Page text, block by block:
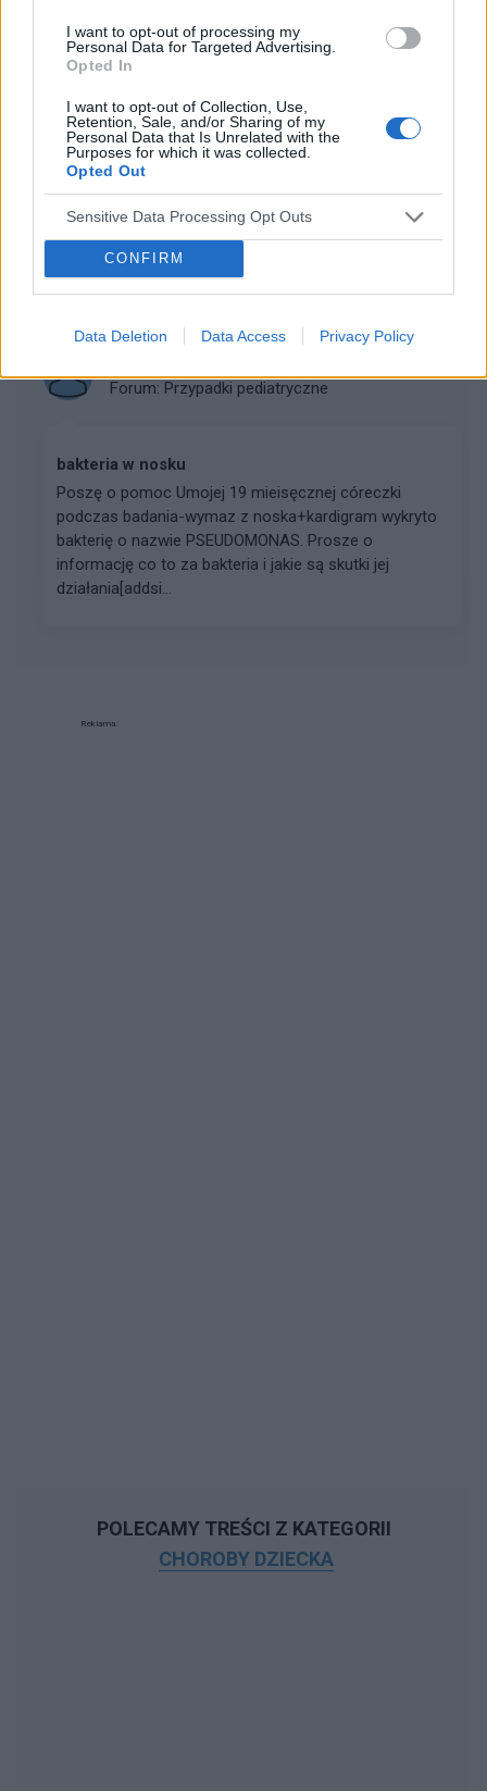
I want to opt-out of processing my
Personal Data for Targeted Advertising.
Opted In
I want to opt-out of Collection, Use,
Retention, Sale, and/or Sharing of my
Personal Data that Is Unrelated with the
Purposes for which it was collected.
Opted Out
Sensitive Data Processing Opt Outs
CONFIRM
Data Deletion Data Access Privacy Policy
Proszę o szybką odpowiedz, z góry dziekuję.
gość
Forum: Pediatria - grupa dla rodziny i pacjenta
PSYCHOLOG DZIECIĘCY - SZCZECIN
Witam wszystkich Poszukuję dobrego psychologa
dziecięcego w Szczecinie. Jak ktoś zna, to bardzo
Forum: Przypadki pediatryczne
bakteria w nosku
Poszę o pomoc Umojej 19 mieisęcznej córeczki
podczas badania-wymaz z noska+kardigram wykryto
bakterię o nazwie PSEUDOMONAS. Prosze o
informację co to za bakteria i jakie są skutki jej
działania[addsi...
Reklama:
POLECAMY TREŚCI Z KATEGORII
CHOROBY DZIECKA